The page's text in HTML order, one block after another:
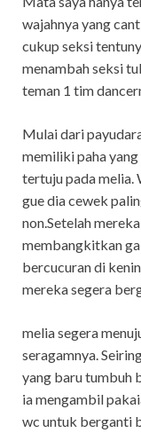
wajahnya yang
cukup seksi
menambah seksi
teman 1 tim
Mulai dari
memiliki paha
tertuju pada melia.
gue dia cewek
non.Setelah
membangkitkan
bercucuran di
mereka segera
melia segera
seragamnya.
yang baru tumbuh
ia mengambil
wc untuk berganti